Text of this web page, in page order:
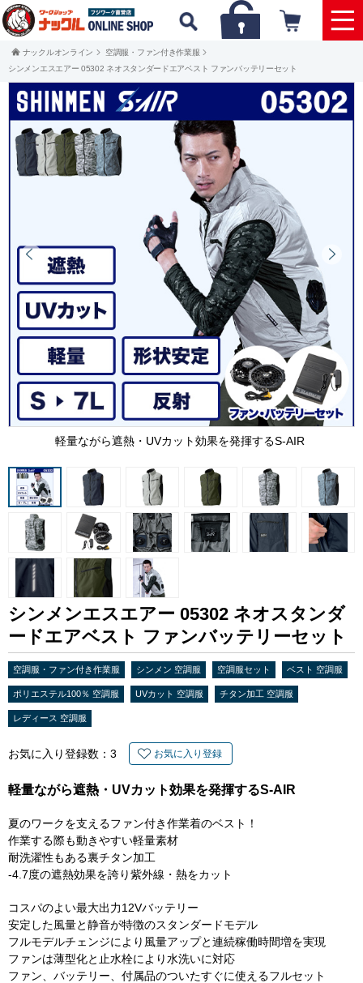
ナックルオンライン
空調服・ファン付き作業服
シンメンエスエアー 05302 ネオスタンダードエアベスト ファンバッテリーセット
軽量ながら遮熱・UVカット効果を発揮するS-AIR
シンメンエスエアー 05302 ネオスタンダ
ードエアベスト ファンバッテリーセット
空調服・ファン付き作業服 シンメン 空調服 空調服セット ベスト 空調服
ポリエステル100％ 空調服 UVカット 空調服 チタン加工 空調服
レディース 空調服
お気に入り登録数： 3 お気に入り登録
軽量ながら遮熱・UVカット効果を発揮するS-AIR
夏のワークを支えるファン付き作業着のベスト！
作業する際も動きやすい軽量素材
耐洗濯性もある裏チタン加工
-4.7度の遮熱効果を誇り紫外線・熱をカット
コスパのよい最大出力12Vバッテリー
安定した風量と静音が特徴のスタンダードモデル
フルモデルチェンジにより風量アップと連続稼働時間増を実現
ファンは薄型化と止水栓により水洗いに対応
ファン、バッテリー、付属品のついたすぐに使えるフルセット